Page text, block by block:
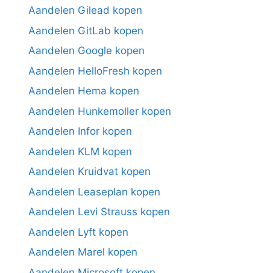
Aandelen Gilead kopen
Aandelen GitLab kopen
Aandelen Google kopen
Aandelen HelloFresh kopen
Aandelen Hema kopen
Aandelen Hunkemoller kopen
Aandelen Infor kopen
Aandelen KLM kopen
Aandelen Kruidvat kopen
Aandelen Leaseplan kopen
Aandelen Levi Strauss kopen
Aandelen Lyft kopen
Aandelen Marel kopen